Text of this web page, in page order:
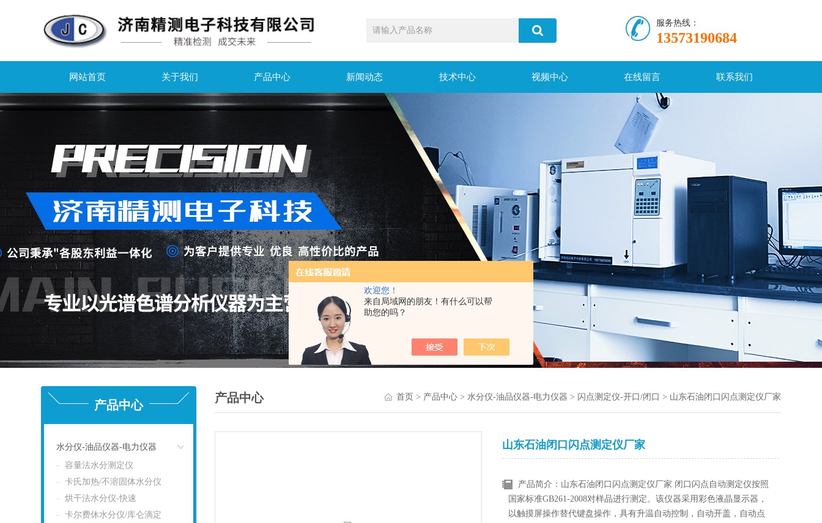
欢迎您！
来自局域网的朋友！有什么可以帮
助您的吗？
服务热线：
13573190684
网站首页 关于我们 产品中心 新闻动态 技术中心 视频中心 在线留言 联系我们
产品中心
水分仪-油品仪器-电力仪器
容量法水分测定仪
卡氏加热/不溶固体水分仪
烘干法水分仪-快速
卡尔费休水分仪/库仑滴定
产品中心 首页 > 产品中心> 水分仪-油品仪器-电力仪器 > 闪点测定仪-开口/闭口 > 山东石油闭口闪点测定仪厂家
山东石油闭口闪点测定仪厂家
产品简介：山东石油闭口闪点测定仪厂家 闭口闪点自动测定仪按照
国家标准GB261-2008对样品进行测定。该仪器采用彩色液晶显示器，
以触摸屏操作替代键盘操作，具有升温自动控制，自动开盖，自动点